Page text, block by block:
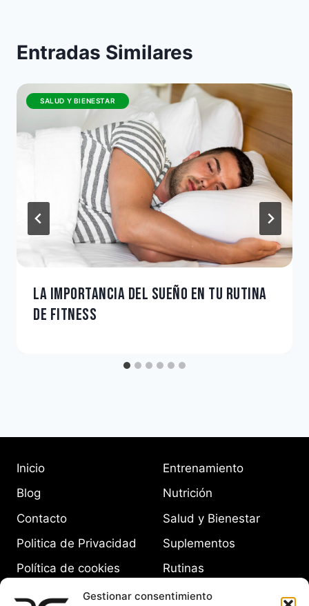
Gestionar consentimiento
Entradas Similares
SALUD Y BIENESTAR
LA IMPORTANCIA DEL SUEÑO EN TU RUTINA
DE FITNESS
Inicio
Blog
Contacto
Politica de Privacidad
Política de cookies
Entrenamiento
Nutrición
Salud y Bienestar
Suplementos
Rutinas
Equipamiento